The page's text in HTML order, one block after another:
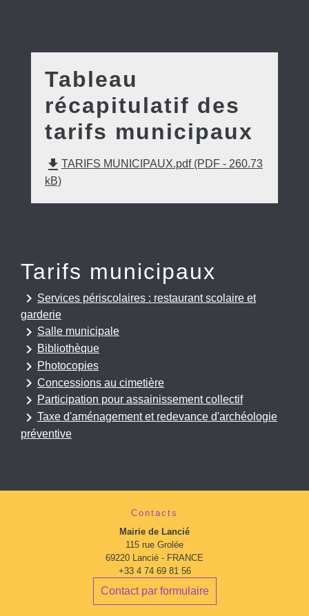
Tableau
récapitulatif des
tarifs municipaux
file_download TARIFS MUNICIPAUX.pdf (PDF - 260.73
kB)
Tarifs municipaux
keyboard_arrow_right Services périscolaires : restaurant scolaire et
garderie
keyboard_arrow_right Salle municipale
keyboard_arrow_right Bibliothèque
keyboard_arrow_right Photocopies
keyboard_arrow_right Concessions au cimetière
keyboard_arrow_right Participation pour assainissement collectif
keyboard_arrow_right Taxe d'aménagement et redevance d'archéologie
préventive
Contacts
Mairie de Lancié
115 rue Grolée
69220 Lancié - FRANCE
+33 4 74 69 81 56
Contact par formulaire